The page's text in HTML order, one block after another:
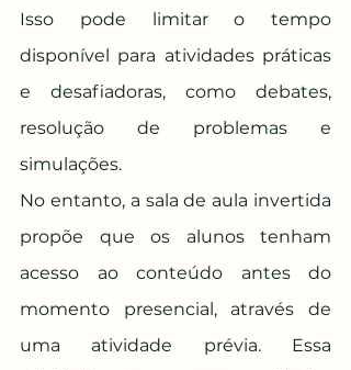
Isso pode limitar o tempo
disponível para atividades práticas
e desafiadoras, como debates,
resolução de problemas e
simulações.
No entanto, a sala de aula invertida
propõe que os alunos tenham
acesso ao conteúdo antes do
momento presencial, através de
uma atividade prévia. Essa